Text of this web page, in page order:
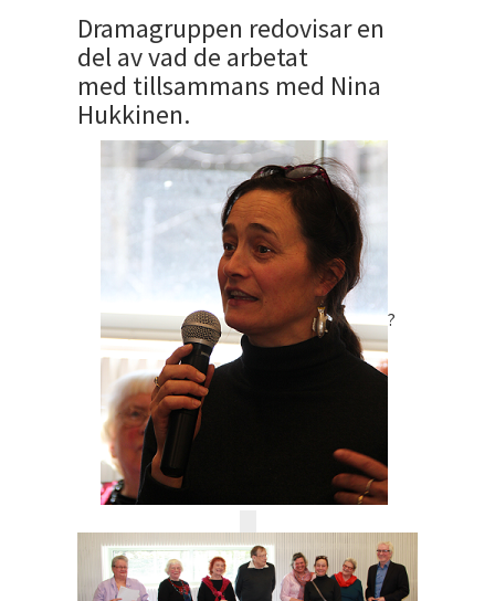
Dramagruppen redovisar en
del av vad de arbetat
med tillsammans med Nina
Hukkinen.
?